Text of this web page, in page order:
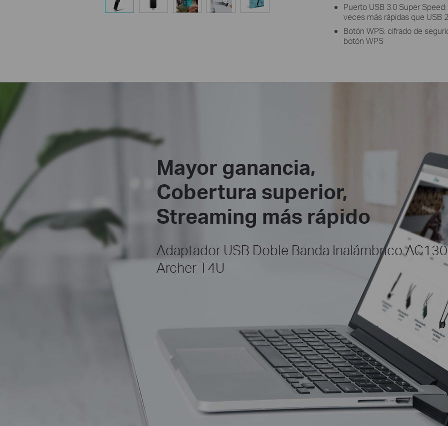
Puerto USB 3.0 Super
veces más rápidas que USB
Botón WPS: cifrado de
botón WPS
Mayor ganancia,
Cobertura superior,
Streaming más rápido
Adaptador USB Doble Banda Inalámbrico
Archer T4U